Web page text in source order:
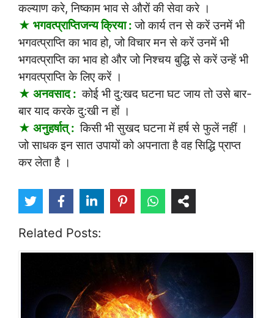
कल्याण करे, निष्काम भाव से औरों की सेवा करे ।
★ भगवत्प्राप्तिजन्य क्रिया : जो कार्य तन से करें उनमें भी
भगवत्प्राप्ति का भाव हो, जो विचार मन से करें उनमें भी
भगवत्प्राप्ति का भाव हो और जो निश्चय बुद्धि से करें उन्हें भी
भगवत्प्राप्ति के लिए करें ।
★ अनवसाद : कोई भी दु:खद घटना घट जाय तो उसे बार-
बार याद करके दु:खी न हों ।
★ अनुहर्षात् : किसी भी सुखद घटना में हर्ष से फुलें नहीं ।
जो साधक इन सात उपायों को अपनाता है वह सिद्धि प्राप्त
कर लेता है ।
Related Posts: